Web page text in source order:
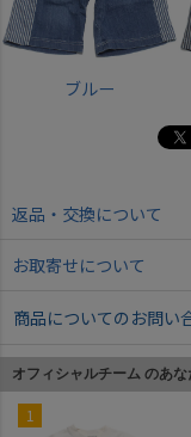
ブルー
返品・交換について
お取寄せについて
商品についてのお問い
オフィシャルチーム のあ
1